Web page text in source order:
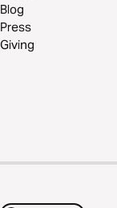
Blog
Press
Giving